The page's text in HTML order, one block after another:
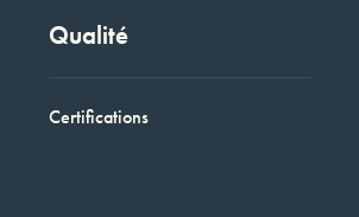
Qualité
Certifications